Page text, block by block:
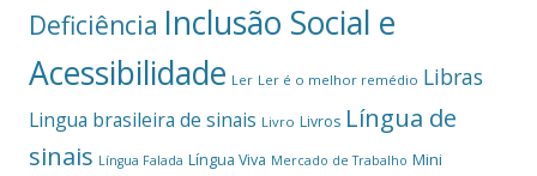
Deficiência Inclusão Social e
Acessibilidade Ler Ler é o melhor remédio Libras
Lingua brasileira de sinais Livro Livros Língua de
sinais Língua Falada Língua Viva Mercado de Trabalho Mini